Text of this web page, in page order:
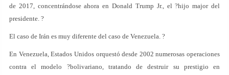
de 2017, concentrándose ahora en Donald Trump Jr., el ?hijo major del
presidente. ?
El caso de Irán es muy diferente del caso de Venezuela. ?
En Venezuela, Estados Unidos orquestó desde 2002 numerosas operaciones
contra el modelo ?bolivariano, tratando de destruir su prestigio en